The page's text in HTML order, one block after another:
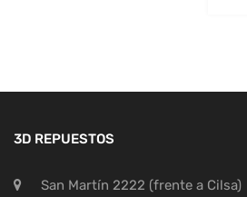
3D REPUESTOS
San Martín 2222 (frente a Cilsa)